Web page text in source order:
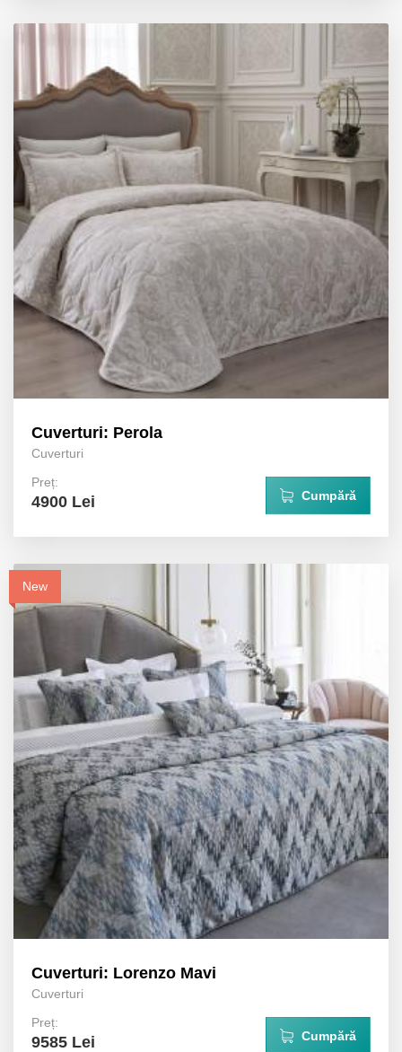
Cuverturi: Perola
Cuverturi
Preț:
4900 Lei Cumpără
New
Cuverturi: Lorenzo Mavi
Cuverturi
Preț:
9585 Lei Cumpără